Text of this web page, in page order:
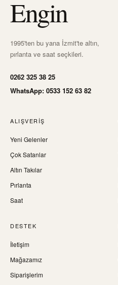
Engin
1995'ten bu yana İzmit'te altın,
pırlanta ve saat seçkileri.
0262 325 38 25
WhatsApp: 0533 152 63 82
ALIŞVERIŞ
Yeni Gelenler
Çok Satanlar
Altın Takılar
Pırlanta
Saat
DESTEK
İletişim
Mağazamız
Siparişlerim